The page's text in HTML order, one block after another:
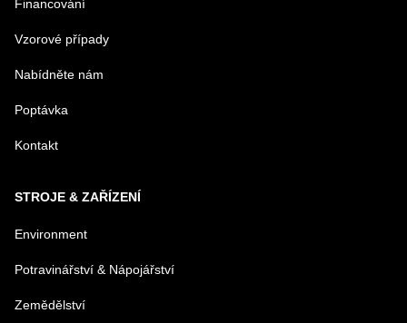
MENO
E-MAIL
TELEFÓN
Financování
Vzorové případy
Nabídněte nám
Poptávka
Kontakt
STROJE & ZAŘÍZENÍ
Environment
Potravinářství & Nápojářství
Zemědělství